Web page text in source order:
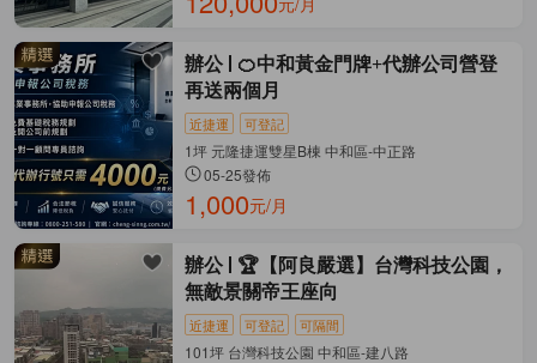
辦公
🍊中和黃金門牌+代辦公司營登
再送兩個月
近捷運 可登記
1坪 元隆捷運雙星B棟 中和區-中正路
05-25發佈
1,000元/月
辦公
🏆【阿良嚴選】台灣科技公園，
無敵景關帝王座向
近捷運 可登記 可隔間
101坪 台灣科技公園 中和區-建八路